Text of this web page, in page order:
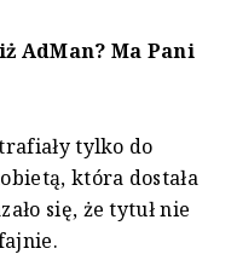
AdMan? Ma Pani
tylko do
która dostała
się, że tytuł nie